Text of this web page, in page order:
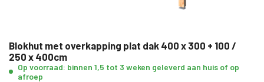
Blokhut met overkapping plat dak 400 x 300 + 100 /
250 x 400cm
Op voorraad: binnen 1,5 tot 3 weken geleverd aan huis of op
afroep